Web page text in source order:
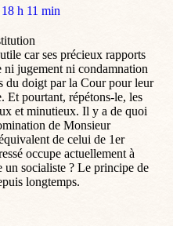
h 11 min
car ses précieux rapports
ni jugement ni condamnation
du doigt par la Cour pour leur
Et pourtant, répétons-le, les
et minutieux. Il y a de quoi
de Monsieur
de celui de 1er
occupe actuellement à
un socialiste ? Le principe de
longtemps.